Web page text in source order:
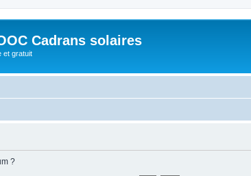
Cadrans solaires
et gratuit
?